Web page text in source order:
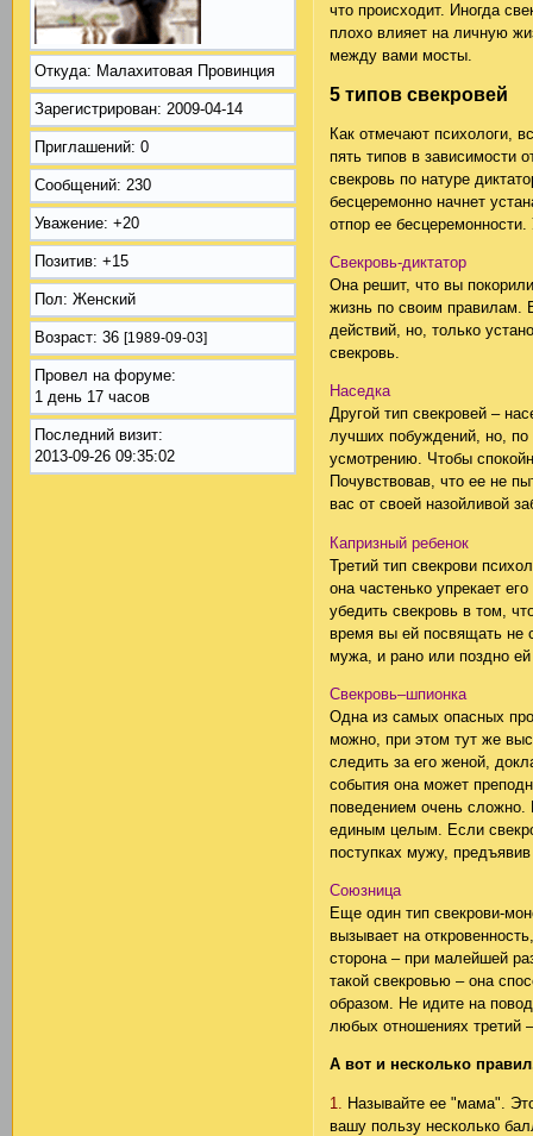
Откуда: Малахитовая Провинция
Зарегистрирован: 2009-04-14
Приглашений: 0
Сообщений: 230
Уважение: +20
Позитив: +15
Пол: Женский
Возраст: 36[1989-09-03]
Провел на форуме:
1 день 17 часов
Последний визит:
2013-09-26 09:35:02
что происходит. Иногда
плохо влияет на личную
между вами мосты.
5 типов свекровей
Как отмечают психологи,
пять типов в зависимости
свекровь по натуре
бесцеремонно начнет
отпор ее
Свекровь-диктатор
Она решит, что вы
жизнь по своим правилам.
действий, но, только
свекровь.
Наседка
Другой тип свекровей –
лучших побуждений, но, по
усмотрению. Чтобы
Почувствовав, что ее не
вас от своей назойливой
Капризный ребенок
Третий тип свекрови
она частенько упрекает
убедить свекровь в том,
время вы ей посвящать не
мужа, и рано или поздно
Свекровь–шпионка
Одна из самых опасных
можно, при этом тут же
следить за его женой,
события она может
поведением очень сложно.
единым целым. Если
поступках мужу,
Союзница
Еще один тип свекрови-
вызывает на
сторона – при малейшей
такой свекровью – она
образом. Не идите на
любых отношениях третий
А вот и несколько
1.
Называйте ее "мама".
вашу пользу несколько